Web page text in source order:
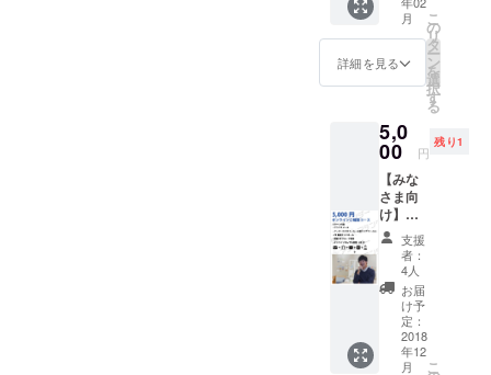
プ招待
【こん
な方に
おすす
ダー」
を共に
盛り上
げてく
れる
方、応
援して
くれる
ズ（ロ
ゴス
テッ
カー、
超クリ
アファ
・PR動
画のエ
ンド
ロール
に掲載
・「ア
テン
ダー支
援者様
限定グ
ルー
プ」FB
グルー
プ招待
月
詳細を見る
こ
の
リ
タ
ー
ン
を
選
択
す
る
5,0
00 円
残り1
【みな
さま向
け】オ
ンライ
ンご相
談コー
ス ・サ
ンクス
メール
・グッ
ズ（ロ
支援
者：
4人
お届
け予
定：
2018
年12
月
こ